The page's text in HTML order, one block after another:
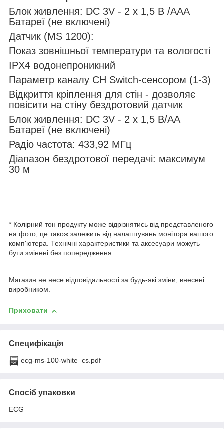
Блок живлення: DC 3V - 2 x 1,5 В /ААА
Батареї (не включені)
Датчик (MS 1200):
Показ зовнішньої температури та вологості
IPX4 водонепроникний
Параметр каналу CH Switch-сенсором (1-3)
Відкриття кріплення для стін - дозволяє
повісити на стіну бездротовий датчик
Блок живлення: DC 3V - 2 x 1,5 В/АА
Батареї (не включені)
Радіо частота: 433,92 МГц
Діапазон бездротової передачі: максимум
30 м
* Колірний тон продукту може відрізнятись від представленого
на фото, це також залежить від налаштувань монітора вашого
комп'ютера. Технічні характеристики та аксесуари можуть
бути змінені без попередження.
Магазин не несе відповідальності за будь-які зміни, внесені
виробником.
Приховати
Специфікація
ecg-ms-100-white_cs.pdf
Спосіб упаковки
ECG